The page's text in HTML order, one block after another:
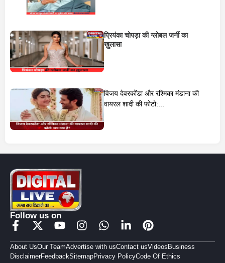
प्रियंका चोपड़ा की ग्लोबल जर्नी का
ख़ुलासा
विजय देवरकोंडा और रश्मिका मंडाना की
वायरल शादी की फोटो:...
Follow us on
About UsOur TeamAdvertise with usContact usVideosBusiness
DisclaimerFeedbackSitemapPrivacy PolicyCode Of Ethics